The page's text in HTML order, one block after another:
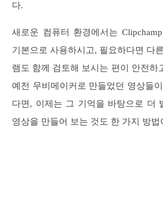
다.
새로운 컴퓨터 환경에서는
기본으로 사용하시고, 필요하다면 다
램도 함께 검토해 보시는 편이 안전하
예전 무비메이커로 만들었던 영상들
다면, 이제는 그 기억을 바탕으로 더
영상을 만들어 보는 것도 한 가지 방법